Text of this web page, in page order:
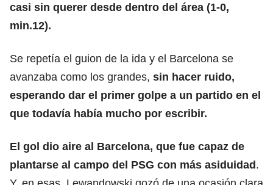
casi sin querer desde dentro del área (1-0,
min.12).
Se repetía el guion de la ida y el Barcelona se
avanzaba como los grandes, sin hacer ruido,
esperando dar el primer golpe a un partido en el
que todavía había mucho por escribir.
El gol dio aire al Barcelona, que fue capaz de
plantarse al campo del PSG con más asiduidad.